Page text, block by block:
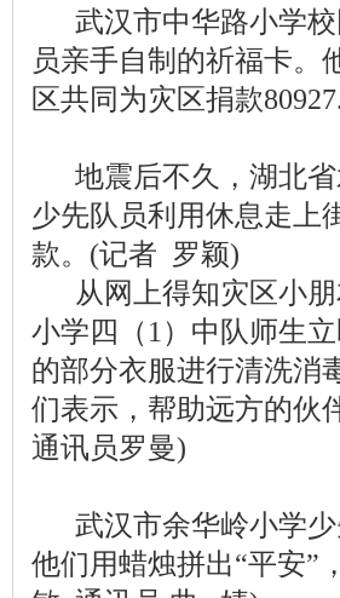
武汉市中华路小学校
员亲手自制的祈福卡。
区共同为灾区捐款
地震后不久，湖北省
少先队员利用休息走上
款。(记者 罗颖)
从网上得知灾区小朋
小学四（1）中队师生
的部分衣服进行清洗消
们表示，帮助远方的
通讯员罗曼)
武汉市余华岭小学少
他们用蜡烛拼出“平安”